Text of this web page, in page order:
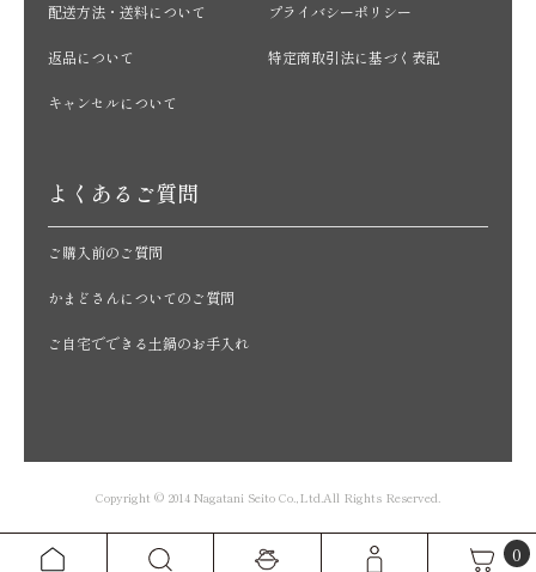
0
配送方法・送料について
返品について
キャンセルについて
プライバシーポリシー
特定商取引法に基づく表記
よくあるご質問
ご購入前のご質問
かまどさんについてのご質問
ご自宅でできる土鍋のお手入れ
Copyright © 2014 Nagatani Seito Co.,Ltd.All Rights Reserved.